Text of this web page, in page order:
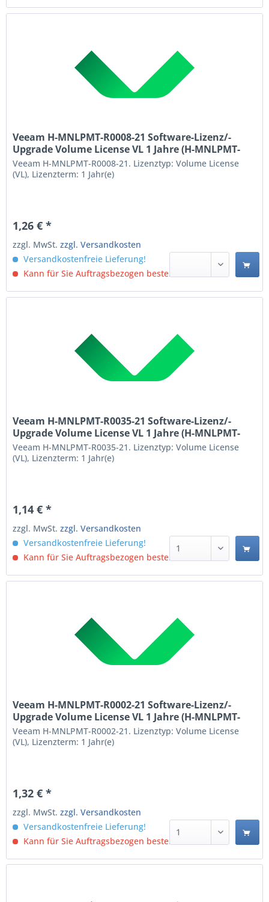
Veeam H-MNLPMT-R0008-21 Software-Lizenz/-
Upgrade Volume License VL 1 Jahre (H-MNLPMT-
R0008-21)
Veeam H-MNLPMT-R0008-21. Lizenztyp: Volume License
(VL), Lizenzterm: 1 Jahr(e)
1,26 € *
zzgl. MwSt.zzgl. Versandkosten
Versandkostenfreie Lieferung!
Kann für Sie Auftragsbezogen bestellt werden.
Veeam H-MNLPMT-R0035-21 Software-Lizenz/-
Upgrade Volume License VL 1 Jahre (H-MNLPMT-
R0035-21)
Veeam H-MNLPMT-R0035-21. Lizenztyp: Volume License
(VL), Lizenzterm: 1 Jahr(e)
1,14 € *
zzgl. MwSt.zzgl. Versandkosten
Versandkostenfreie Lieferung!
Kann für Sie Auftragsbezogen bestellt werden.
Veeam H-MNLPMT-R0002-21 Software-Lizenz/-
Upgrade Volume License VL 1 Jahre (H-MNLPMT-
R0002-21)
Veeam H-MNLPMT-R0002-21. Lizenztyp: Volume License
(VL), Lizenzterm: 1 Jahr(e)
1,32 € *
zzgl. MwSt.zzgl. Versandkosten
Versandkostenfreie Lieferung!
Kann für Sie Auftragsbezogen bestellt werden.